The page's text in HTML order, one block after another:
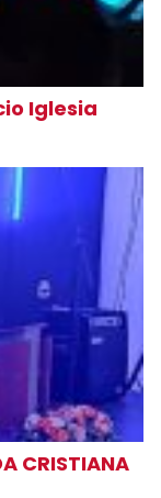
Iglesia
CRISTIANA